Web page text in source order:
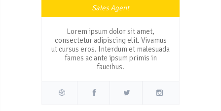
Sales Agent
Lorem ipsum dolor sit amet,
consectetur adipiscing elit. Vivamus
ut cursus eros. Interdum et malesuada
fames ac ante ipsum primis in
faucibus.